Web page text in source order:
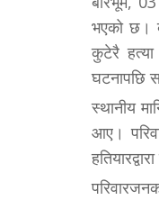
भएको छ।
कुटेरै
घटनापछि
स्थानीय
आए।